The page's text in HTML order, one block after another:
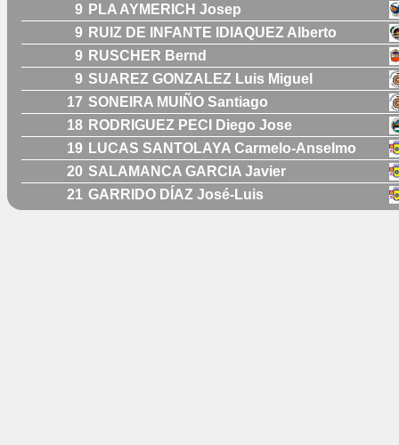
9 PLA AYMERICH Josep
9 RUIZ DE INFANTE IDIAQUEZ Alberto
9 RUSCHER Bernd
9 SUAREZ GONZALEZ Luis Miguel
17 SONEIRA MUIÑO Santiago
18 RODRIGUEZ PECI Diego Jose
19 LUCAS SANTOLAYA Carmelo-Anselmo
20 SALAMANCA GARCIA Javier
21 GARRIDO DÍAZ José-Luis